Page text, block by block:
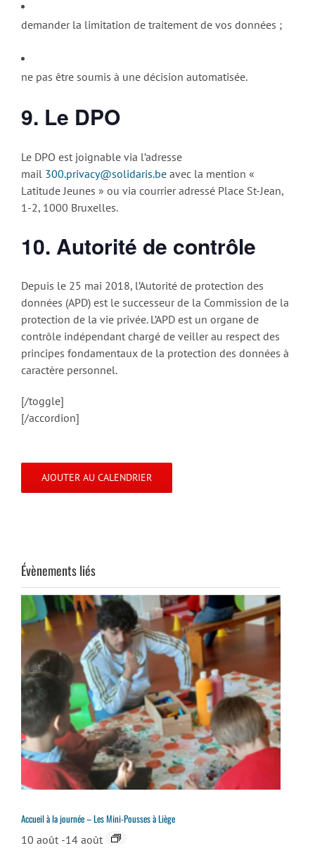
demander la limitation de traitement de vos données ;
ne pas être soumis à une décision automatisée.
9. Le DPO
Le DPO est joignable via l’adresse
mail 300.privacy@solidaris.be avec la mention «
Latitude Jeunes » ou via courrier adressé Place St-Jean,
1-2, 1000 Bruxelles.
10. Autorité de contrôle
Depuis le 25 mai 2018, l’Autorité de protection des
données (APD) est le successeur de la Commission de la
protection de la vie privée. L’APD est un organe de
contrôle indépendant chargé de veiller au respect des
principes fondamentaux de la protection des données à
caractère personnel.
[/toggle]
[/accordion]
AJOUTER AU CALENDRIER
Évènements liés
Accueil à la journée – Les Mini-Pousses à Liège
10 août -14 août